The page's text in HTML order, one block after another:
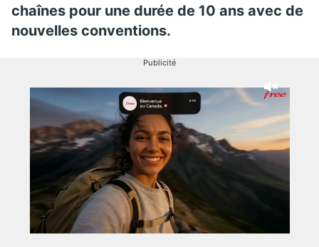
chaînes pour une durée de 10 ans avec de
nouvelles conventions.
Publicité